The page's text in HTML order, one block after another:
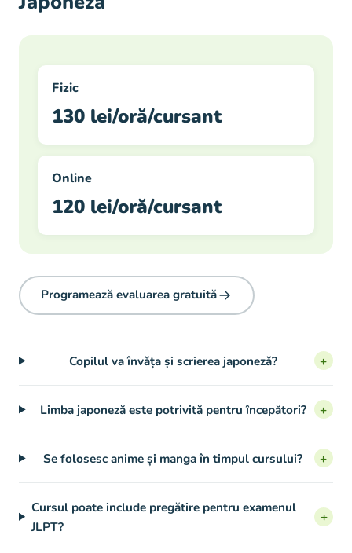
Fizic
130 lei/oră/cursant
Online
120 lei/oră/cursant
Programează evaluarea gratuită
Copilul va învăța și scrierea japoneză? +
Limba japoneză este potrivită pentru începători? +
Se folosesc anime și manga în timpul cursului? +
Cursul poate include pregătire pentru examenul
JLPT?
+